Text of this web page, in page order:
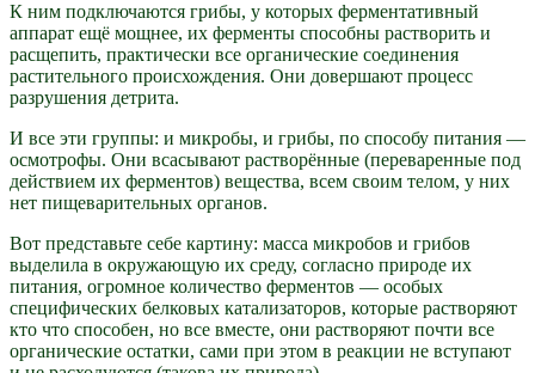
К ним подключаются грибы, у которых ферментативный
аппарат ещё мощнее, их ферменты способны растворить и
расщепить, практически все органические соединения
растительного происхождения. Они довершают процесс
разрушения детрита.
И все эти группы: и микробы, и грибы, по способу питания —
осмотрофы. Они всасывают растворённые (переваренные под
действием их ферментов) вещества, всем своим телом, у них
нет пищеварительных органов.
Вот представьте себе картину: масса микробов и грибов
выделила в окружающую их среду, согласно природе их
питания, огромное количество ферментов — особых
специфических белковых катализаторов, которые растворяют
кто что способен, но все вместе, они растворяют почти все
органические остатки, сами при этом в реакции не вступают